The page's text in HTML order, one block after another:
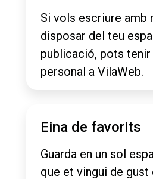
Si vols escriure amb
disposar del teu
publicació, pots tenir
personal a VilaWeb.
Eina de favorits
Guarda en un sol
que et vingui de gust